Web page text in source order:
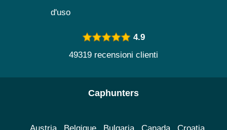
d'uso
4.9
49319 recensioni clienti
Caphunters